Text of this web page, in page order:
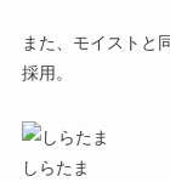
また、モイストと
採用。
しらたま